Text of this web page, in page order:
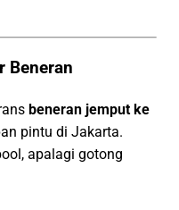
Beneran
beneran jemput ke
pintu di Jakarta.
apalagi gotong